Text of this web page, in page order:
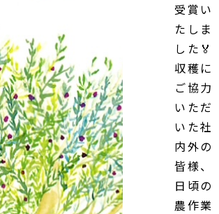
受賞い
たしま
した🏅
収穫に
ご協力
いただ
いた社
内外の
皆様、
日頃の
農作業